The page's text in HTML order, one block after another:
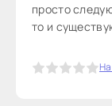
просто
то и